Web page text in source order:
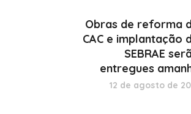
Obras de reforma
CAC e implantação
SEBRAE
entregues
12 de agosto de